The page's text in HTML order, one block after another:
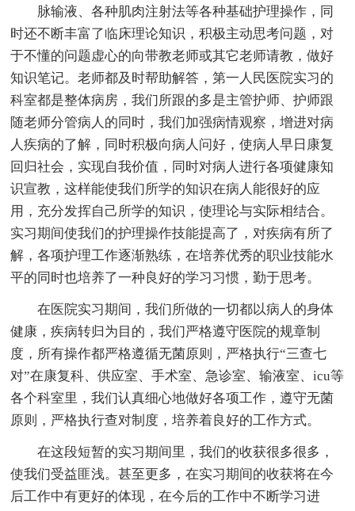
脉输液、各种肌肉注射法等各种基础护理操作，同
时还不断丰富了临床理论知识，积极主动思考问题，对
于不懂的问题虚心的向带教老师或其它老师请教，做好
知识笔记。老师都及时帮助解答，第一人民医院实习的
科室都是整体病房，我们所跟的多是主管护师、护师跟
随老师分管病人的同时，我们加强病情观察，增进对病
人疾病的了解，同时积极向病人问好，使病人早日康复
回归社会，实现自我价值，同时对病人进行各项健康知
识宣教，这样能使我们所学的知识在病人能很好的应
用，充分发挥自己所学的知识，使理论与实际相结合。
实习期间使我们的护理操作技能提高了，对疾病有所了
解，各项护理工作逐渐熟练，在培养优秀的职业技能水
平的同时也培养了一种良好的学习习惯，勤于思考。
在医院实习期间，我们所做的一切都以病人的身体
健康，疾病转归为目的，我们严格遵守医院的规章制
度，所有操作都严格遵循无菌原则，严格执行“三查七
对”在康复科、供应室、手术室、急诊室、输液室、icu等
各个科室里，我们认真细心地做好各项工作，遵守无菌
原则，严格执行查对制度，培养着良好的工作方式。
在这段短暂的实习期间里，我们的收获很多很多，
使我们受益匪浅。甚至更多，在实习期间的收获将在今
后工作中有更好的体现，在今后的工作中不断学习进